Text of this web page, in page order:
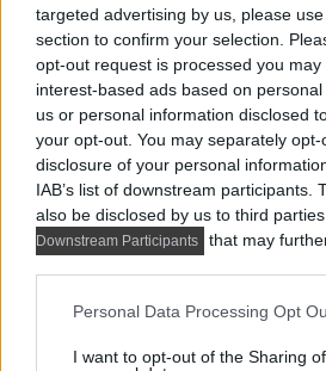
targeted advertising by us, please
section to confirm your selection.
opt-out request is processed you may
interest-based ads based on
us or personal information disclosed
your opt-out. You may separately
disclosure of your personal
IAB’s list of downstream participants.
also be disclosed by us to third
Downstream Participants
that may
Please note that this website/app
not limited to your visit or usage
Personal Data Processing Opt
I want to opt-out of the Sharing